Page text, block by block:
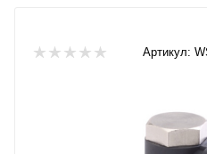
Артикул: